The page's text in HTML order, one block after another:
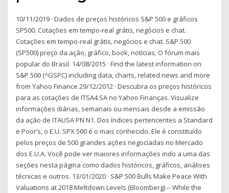
10/11/2019 · Dados de preços históricos S&P 500 e gráficos
SP500. Cotações em tempo-real grátis, negócios e chat.
Cotações em tempo-real grátis, negócios e chat. S&P 500
(SP500) preço da ação, gráfico, book, notícias; O fórum mais
popular do Brasil. 14/08/2015 · Find the latest information on
S&P 500 (^GSPC) including data, charts, related news and more
from Yahoo Finance 29/12/2012 · Descubra os preços históricos
para as cotações de ITSA4.SA no Yahoo Finanças. Visualize
informações diárias, semanais ou mensais desde a emissão
da ação de ITAUSA PN N1. Dos índices pertencentes a Standard
e Poor’s, o E.U. SPX 500 é o mais conhecido. Ele é constituído
pelos preços de 500 grandes ações negociadas no Mercado
dos E.U.A. Você pode ver maiores informações indo a uma das
seções nesta página como dados históricos, gráficos, análises
técnicas e outros. 13/01/2020 · S&P 500 Bulls Make Peace With
Valuations at 2018 Meltdown Levels (Bloomberg) -- While the